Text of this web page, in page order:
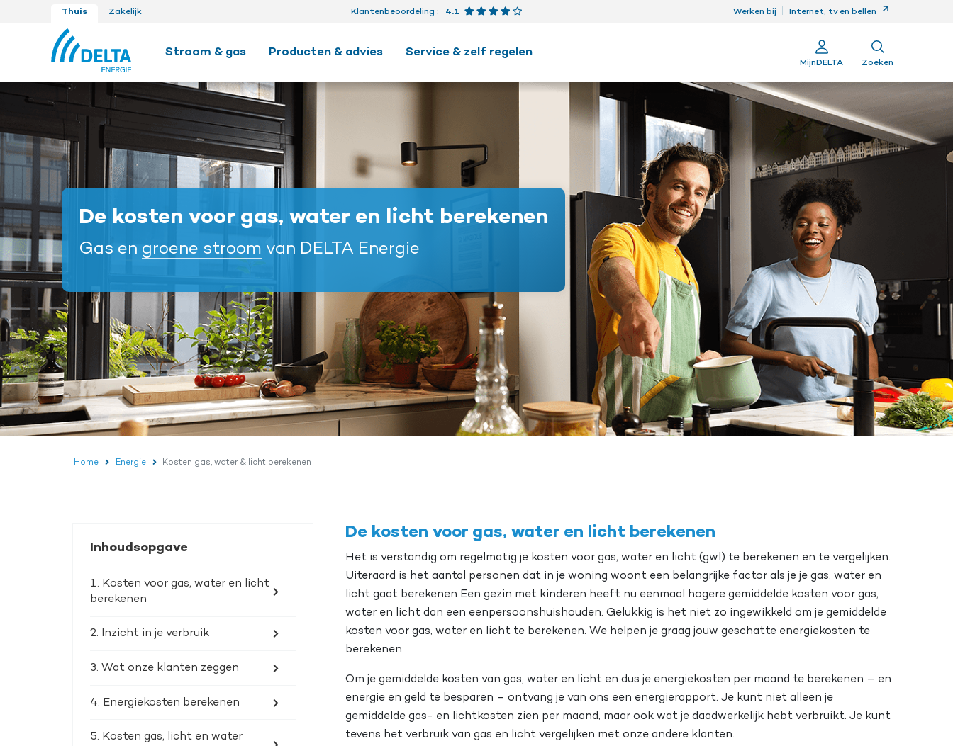
Thuis Zakelijk Klantenbeoordeling : 4.1 Beoordeling 4.1 van 5 sterren Werken bij Internet, tv en bellen
Stroom & gas Producten & advies Service & zelf regelen
MijnDELTA Zoeken
De kosten voor gas, water en licht berekenen
Gas en groene stroom van DELTA Energie
Home Energie Kosten gas, water & licht berekenen
Inhoudsopgave
1. Kosten voor gas, water en licht
berekenen
2. Inzicht in je verbruik
3. Wat onze klanten zeggen
4. Energiekosten berekenen
5. Kosten gas, licht en water
De kosten voor gas, water en licht berekenen
Het is verstandig om regelmatig je kosten voor gas, water en licht (gwl) te berekenen en te vergelijken.
Uiteraard is het aantal personen dat in je woning woont een belangrijke factor als je je gas, water en
licht gaat berekenen Een gezin met kinderen heeft nu eenmaal hogere gemiddelde kosten voor gas,
water en licht dan een eenpersoonshuishouden. Gelukkig is het niet zo ingewikkeld om je gemiddelde
kosten voor gas, water en licht te berekenen. We helpen je graag jouw geschatte energiekosten te
berekenen.
Om je gemiddelde kosten van gas, water en licht en dus je energiekosten per maand te berekenen – en
energie en geld te besparen – ontvang je van ons een energierapport. Je kunt niet alleen je
gemiddelde gas- en lichtkosten zien per maand, maar ook wat je daadwerkelijk hebt verbruikt. Je kunt
tevens het verbruik van gas en licht vergelijken met onze andere klanten.